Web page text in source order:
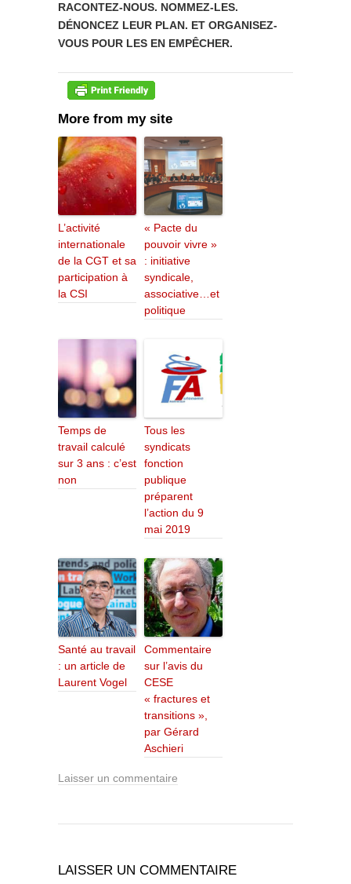
RACONTEZ-NOUS. NOMMEZ-LES.
DÉNONCEZ LEUR PLAN. ET ORGANISEZ-
VOUS POUR LES EN EMPÊCHER.
More from my site
L’activité
internationale
de la CGT et sa
participation à
la CSI
« Pacte du
pouvoir vivre »
: initiative
syndicale,
associative…et
politique
Temps de
travail calculé
sur 3 ans : c’est
non
Tous les
syndicats
fonction
publique
préparent
l’action du 9
mai 2019
Santé au travail
: un article de
Laurent Vogel
Commentaire
sur l’avis du
CESE
« fractures et
transitions »,
par Gérard
Aschieri
Laisser un commentaire
LAISSER UN COMMENTAIRE